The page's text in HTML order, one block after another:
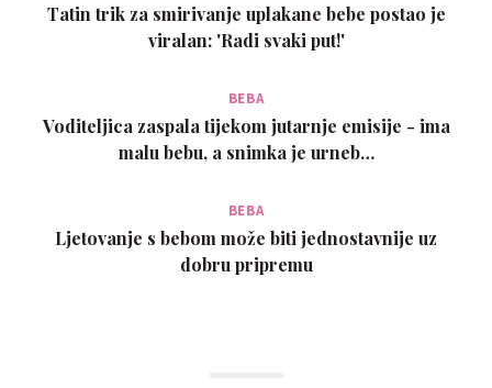
Tatin trik za smirivanje uplakane bebe postao je
viralan: 'Radi svaki put!'
BEBA
Voditeljica zaspala tijekom jutarnje emisije - ima
malu bebu, a snimka je urneb…
BEBA
Ljetovanje s bebom može biti jednostavnije uz
dobru pripremu